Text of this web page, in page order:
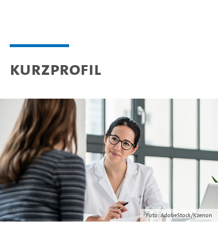
Kurzprofil
Foto: AdobeStock/Kzenon